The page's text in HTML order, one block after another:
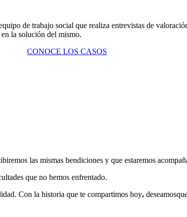
de trabajo social que realiza entrevistas de
la solución del mismo.
CONOCE LOS CASOS
las mismas bendiciones y que estaremos
que no hemos enfrentado.
Con la historia que te compartimos hoy,